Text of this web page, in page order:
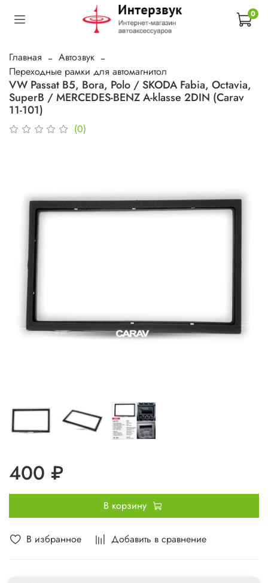
0
Главная
Автозвук
Переходные рамки для автомагнитол
VW Passat B5, Bora, Polo / SKODA Fabia, Octavia,
SuperB / MERCEDES-BENZ A-klasse 2DIN (Carav
11-101)
(0)
В избранное Добавить в сравнение
400 ₽
В корзину